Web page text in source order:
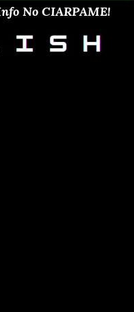
No CIARPAME!